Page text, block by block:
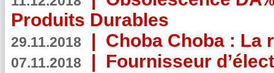
Produits Durables
29.11.2018 | Choba Choba : La
07.11.2018 | Fournisseur